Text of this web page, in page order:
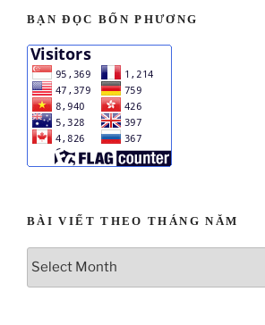
BẠN ĐỌC BỐN PHƯƠNG
BÀI VIẾT THEO THÁNG NĂM